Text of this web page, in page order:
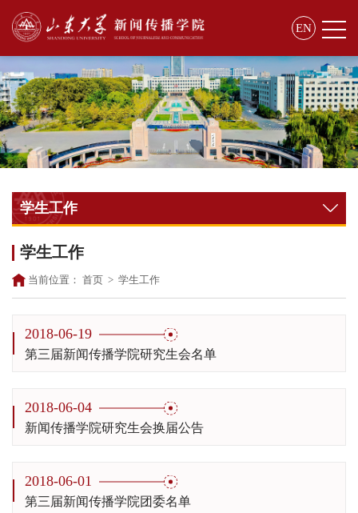
EN
学生工作
学生工作
当前位置： 首页 > 学生工作
2018-06-19
第三届新闻传播学院研究生会名单
2018-06-04
新闻传播学院研究生会换届公告
2018-06-01
第三届新闻传播学院团委名单